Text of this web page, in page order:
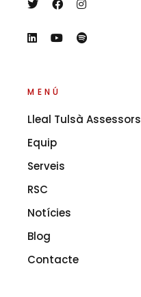
MENÚ
Lleal Tulsà Assessors
Equip
Serveis
RSC
Notícies
Blog
Contacte